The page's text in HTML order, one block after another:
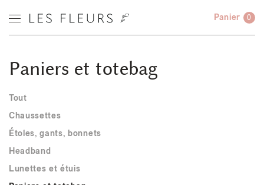
Panier 0
Paniers et totebag
Tout
Chaussettes
Étoles, gants, bonnets
Headband
Lunettes et étuis